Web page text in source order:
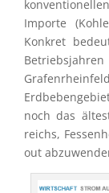
Importe
Konkret
noch das
reichs,
out